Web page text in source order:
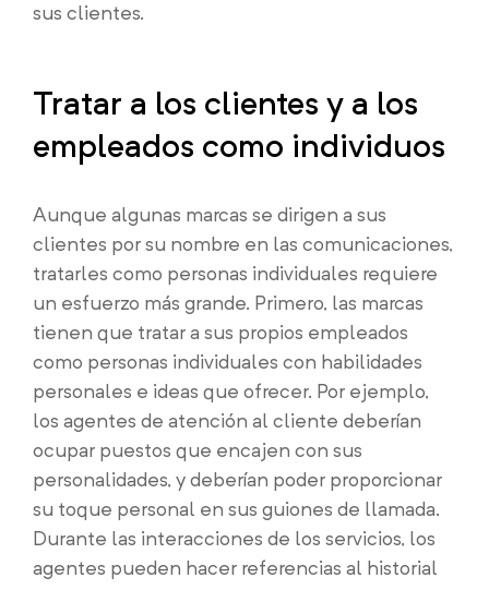
sus clientes.
Tratar a los clientes y a los
empleados como individuos
Aunque algunas marcas se dirigen a sus
clientes por su nombre en las comunicaciones,
tratarles como personas individuales requiere
un esfuerzo más grande. Primero, las marcas
tienen que tratar a sus propios empleados
como personas individuales con habilidades
personales e ideas que ofrecer. Por ejemplo,
los agentes de atención al cliente deberían
ocupar puestos que encajen con sus
personalidades, y deberían poder proporcionar
su toque personal en sus guiones de llamada.
Durante las interacciones de los servicios, los
agentes pueden hacer referencias al historial